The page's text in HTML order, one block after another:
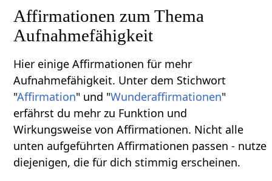
Affirmationen zum Thema
Aufnahmefähigkeit
Hier einige Affirmationen für mehr
Aufnahmefähigkeit. Unter dem Stichwort
"Affirmation" und "Wunderaffirmationen"
erfährst du mehr zu Funktion und
Wirkungsweise von Affirmationen. Nicht alle
unten aufgeführten Affirmationen passen - nutze
diejenigen, die für dich stimmig erscheinen.